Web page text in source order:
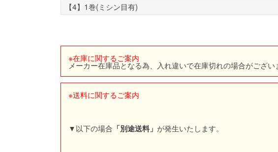
【4】1巻(ミシン目有)
※在庫に関するご案内
メーカー在庫品となる為、入れ違いで在庫切れの場合がござい
※送料に関するご案内
▼以下の場合 「別途送料」 が発生いたします。